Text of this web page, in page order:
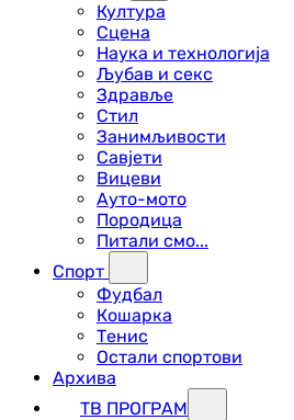
Култура
Сцена
Наука и технологија
Љубав и секс
Здравље
Стил
Занимљивости
Савјети
Вицеви
Ауто-мото
Породица
Питали смо...
Спорт
Фудбал
Кошарка
Тенис
Остали спортови
Архива
ТВ ПРОГРАМ